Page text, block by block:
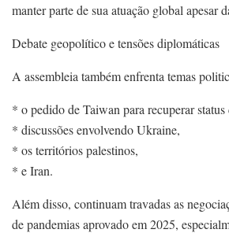
manter parte de sua atuação global apesar
Debate geopolítico e tensões diplomáticas
A assembleia também enfrenta temas
* o pedido de Taiwan para recuperar status
* discussões envolvendo Ukraine,
* os territórios palestinos,
* e Iran.
Além disso, continuam travadas as
de pandemias aprovado em 2025,